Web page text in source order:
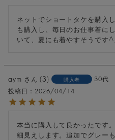
ネットでショートタケを購入
も購入し、毎日のお仕事着に
いて、夏にも着やすそうです
aym 3 購入者
30代
投稿日
2026/04/14
本当に購入して良かったです
細見えします。追加でグレー